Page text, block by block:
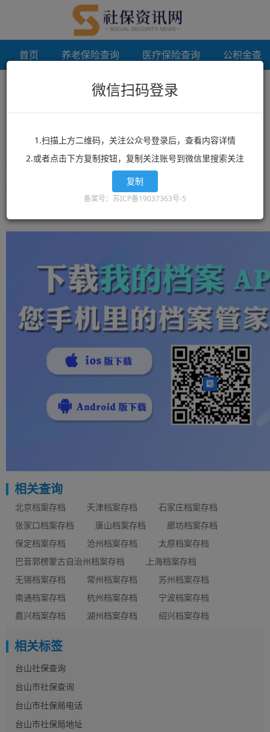
首页 养老保险查询 医疗保险查询 公积金查
档案存档
想了解档案存档？档案存档相关政策？档案存档最新消息？就来
12333社保查询网！这里有全网最丰富的精品档案存档相关文章资
讯，档案存档的最新信息可以让你快速的获取您想要了解的内容。
相关查询
北京档案存档 天津档案存档
石家庄档案存档
张家口档案存档
唐山档案存档
廊坊档案存档
保定档案存档
沧州档案存档
太原档案存档
巴音郭楞蒙古自治州档案存档
上海档案存档
无锡档案存档
常州档案存档
苏州档案存档
南通档案存档
杭州档案存档
宁波档案存档
嘉兴档案存档
湖州档案存档 绍兴档案存档
相关标签
台山社保查询
台山市社保查询
台山市社保局电话
台山市社保局地址
微信扫码登录
1.扫描上方二维码，关注公众号登录后，查看内容详情
2.或者点击下方复制按钮，复制关注账号到微信里搜索关注
复制
备案号：苏ICP备19037363号-5